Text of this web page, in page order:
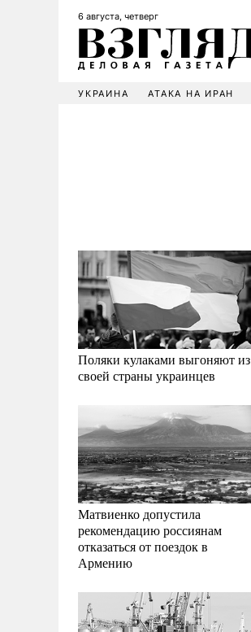
6 августа, четверг
УКРАИНА АТАКА НА ИРАН
Поляки кулаками выгоняют из
своей страны украинцев
Матвиенко допустила
рекомендацию россиянам
отказаться от поездок в
Армению